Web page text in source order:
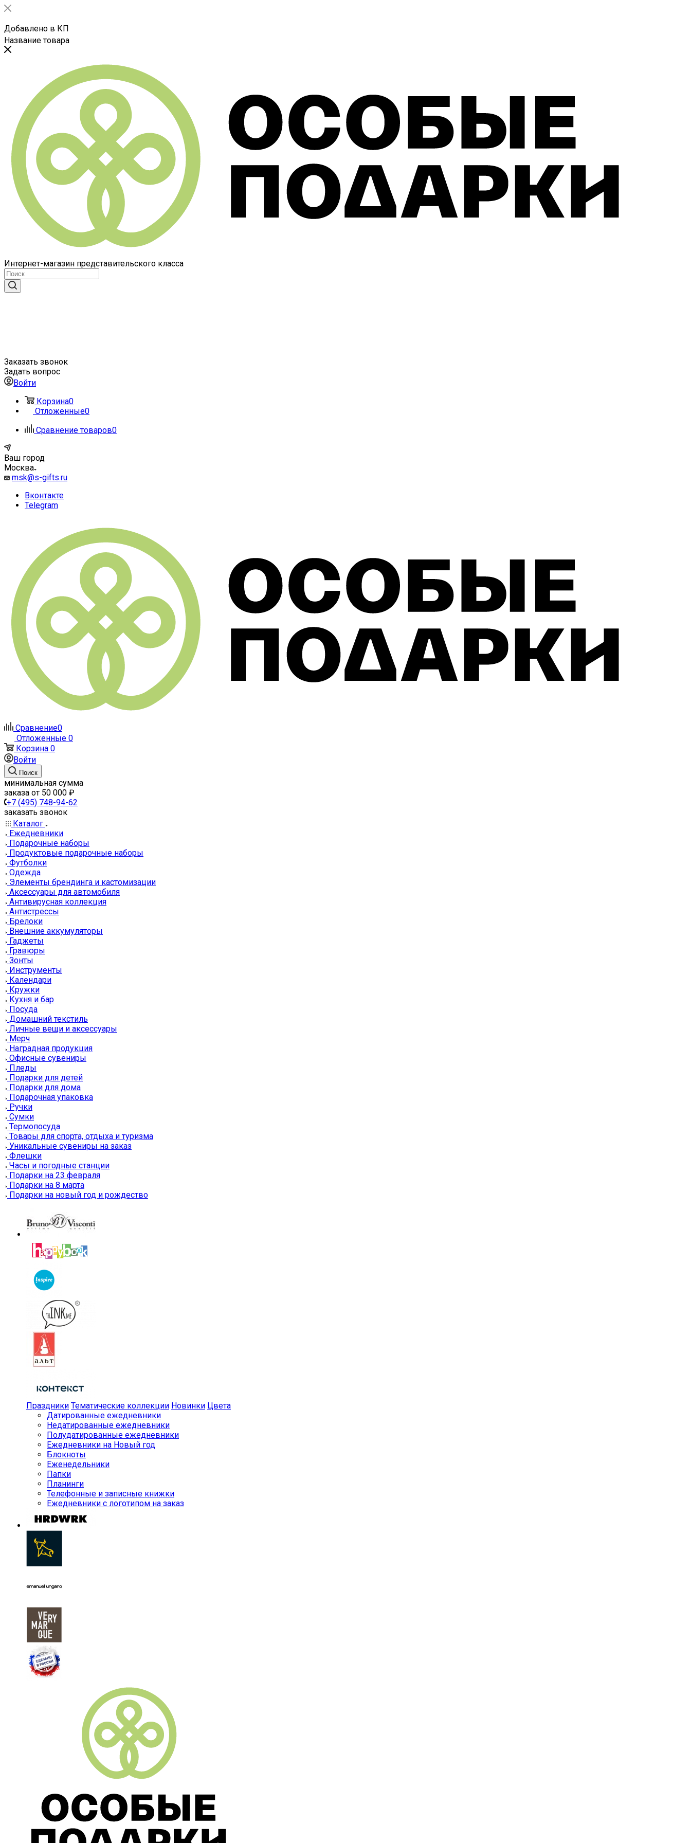
Добавлено в КП
Название товара
Интернет-магазин представительского класса
Заказать звонок
Задать вопрос
Войти
Корзина0
Отложенные0
Сравнение товаров0
Ваш город
Москва
msk@s-gifts.ru
Вконтакте
Telegram
Сравнение0
Отложенные 0
Корзина 0
Войти
Поиск
минимальная сумма
заказа от 50 000 ₽
+7 (495) 748-94-62
заказать звонок
Каталог
Ежедневники
Подарочные наборы
Продуктовые подарочные наборы
Футболки
Одежда
Элементы брендинга и кастомизации
Аксессуары для автомобиля
Антивирусная коллекция
Антистрессы
Брелоки
Внешние аккумуляторы
Гаджеты
Гравюры
Зонты
Инструменты
Календари
Кружки
Кухня и бар
Посуда
Домашний текстиль
Личные вещи и аксессуары
Мерч
Наградная продукция
Офисные сувениры
Пледы
Подарки для детей
Подарки для дома
Подарочная упаковка
Ручки
Сумки
Термопосуда
Товары для спорта, отдыха и туризма
Уникальные сувениры на заказ
Флешки
Часы и погодные станции
Подарки на 23 февраля
Подарки на 8 марта
Подарки на новый год и рождество
Праздники Тематические коллекции Новинки Цвета
Датированные ежедневники
Недатированные ежедневники
Полудатированные ежедневники
Ежедневники на Новый год
Блокноты
Еженедельники
Папки
Планинги
Телефонные и записные книжки
Ежедневники с логотипом на заказ